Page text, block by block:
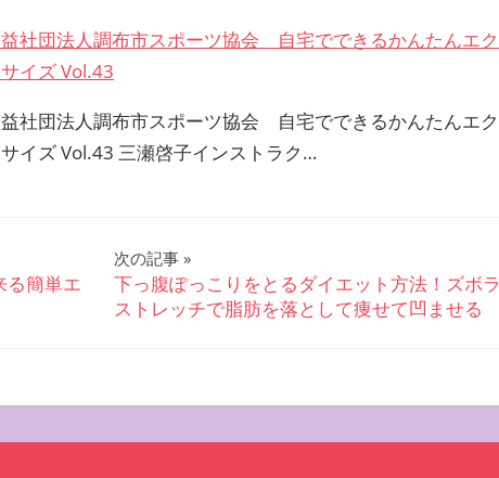
社団法人調布市スポーツ協会 自宅でできるかんたんエク
イズ Vol.43
社団法人調布市スポーツ協会 自宅でできるかんたんエク
イズ Vol.43 三瀬啓子インストラク…
る簡単エ
次の記事
下っ腹ぽっこりをとるダイエット方法！ズボラ
ストレッチで脂肪を落として痩せて凹ませる